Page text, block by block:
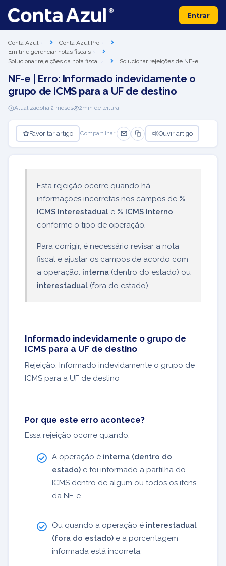
Entrar
Conta Azul
Conta Azul Pro
Emitir e gerenciar notas fiscais
Solucionar rejeições da nota fiscal
Solucionar rejeições de NF-e
NF-e | Erro: Informado indevidamente o
grupo de ICMS para a UF de destino
Atualizadohá 2 meses 2min de leitura
Favoritar artigo Compartilhar: Ouvir artigo
Esta rejeição ocorre quando há
informações incorretas nos campos de %
ICMS Interestadual e % ICMS Interno
conforme o tipo de operação.
Para corrigir, é necessário revisar a nota
fiscal e ajustar os campos de acordo com
a operação: interna (dentro do estado) ou
interestadual (fora do estado).
Informado indevidamente o grupo de
ICMS para a UF de destino
Rejeição: Informado indevidamente o grupo de
ICMS para a UF de destino
Por que este erro acontece?
Essa rejeição ocorre quando:
A operação é interna (dentro do
estado) e foi informado a partilha do
ICMS dentro de algum ou todos os itens
da NF-e.
Ou quando a operação é interestadual
(fora do estado) e a porcentagem
informada está incorreta.